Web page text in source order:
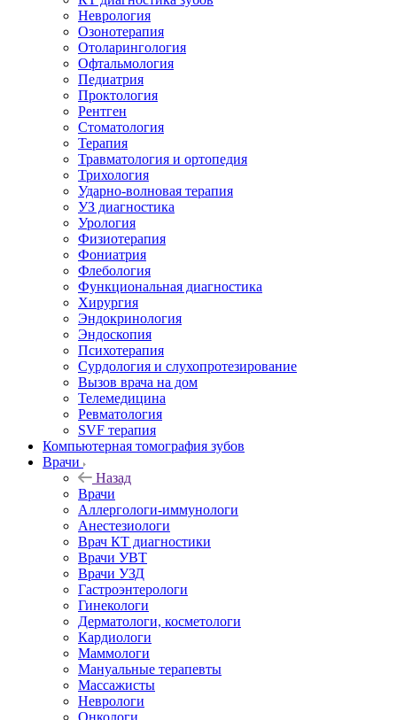
Неврология
Озонотерапия
Отоларингология
Офтальмология
Педиатрия
Проктология
Рентген
Стоматология
Терапия
Травматология и ортопедия
Трихология
Ударно-волновая терапия
УЗ диагностика
Урология
Физиотерапия
Фониатрия
Флебология
Функциональная диагностика
Хирургия
Эндокринология
Эндоскопия
Психотерапия
Сурдология и слухопротезирование
Вызов врача на дом
Телемедицина
Ревматология
SVF терапия
Компьютерная томография зубов
Врачи
Назад
Врачи
Аллергологи-иммунологи
Анестезиологи
Врач КТ диагностики
Врачи УВТ
Врачи УЗД
Гастроэнтерологи
Гинекологи
Дерматологи, косметологи
Кардиологи
Маммологи
Мануальные терапевты
Массажисты
Неврологи
Онкологи